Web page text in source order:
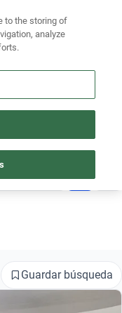
Ubicación
Guardar búsqueda
to the storing of
analyze